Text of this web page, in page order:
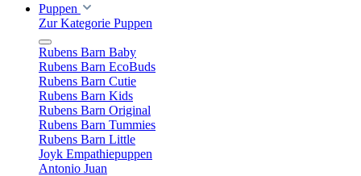
Puppen
Zur Kategorie Puppen
Rubens Barn Baby
Rubens Barn EcoBuds
Rubens Barn Cutie
Rubens Barn Kids
Rubens Barn Original
Rubens Barn Tummies
Rubens Barn Little
Joyk Empathiepuppen
Antonio Juan